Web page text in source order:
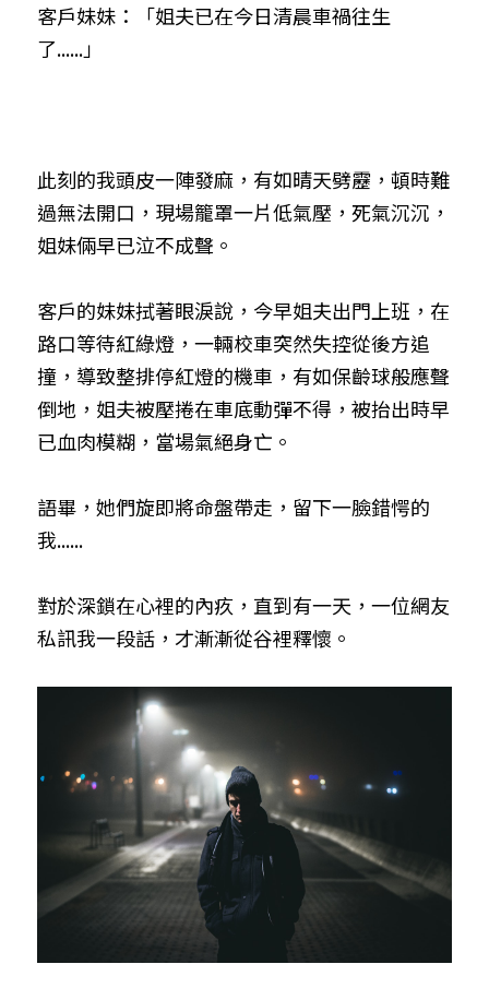
客戶妹妹：「姐夫已在今日清晨車禍往生
了......」
此刻的我頭皮一陣發麻，有如晴天劈靂，頓時難
過無法開口，現場籠罩一片低氣壓，死氣沉沉，
姐妹倆早已泣不成聲。
客戶的妹妹拭著眼淚說，今早姐夫出門上班，在
路口等待紅綠燈，一輛校車突然失控從後方追
撞，導致整排停紅燈的機車，有如保齡球般應聲
倒地，姐夫被壓捲在車底動彈不得，被抬出時早
已血肉模糊，當場氣絕身亡。
語畢，她們旋即將命盤帶走，留下一臉錯愕的
我......
對於深鎖在心裡的內疚，直到有一天，一位網友
私訊我一段話，才漸漸從谷裡釋懷。